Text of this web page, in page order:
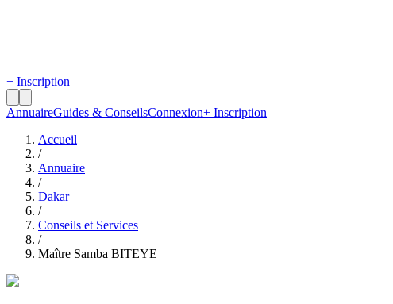
+ Inscription
AnnuaireGuides & ConseilsConnexion+ Inscription
Accueil
/
Annuaire
/
Dakar
/
Conseils et Services
/
Maître Samba BITEYE